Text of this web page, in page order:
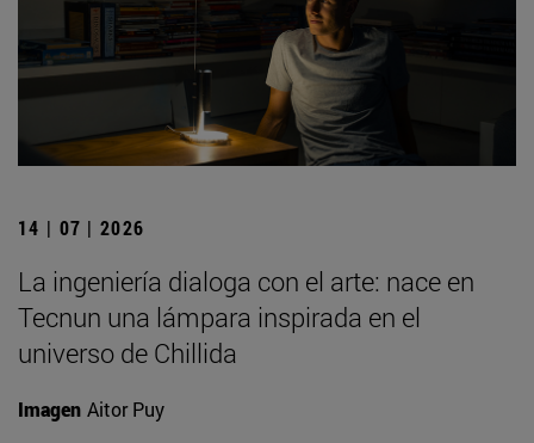
14 | 07 | 2026
La ingeniería dialoga con el arte: nace en
Tecnun una lámpara inspirada en el
universo de Chillida
Imagen Aitor Puy